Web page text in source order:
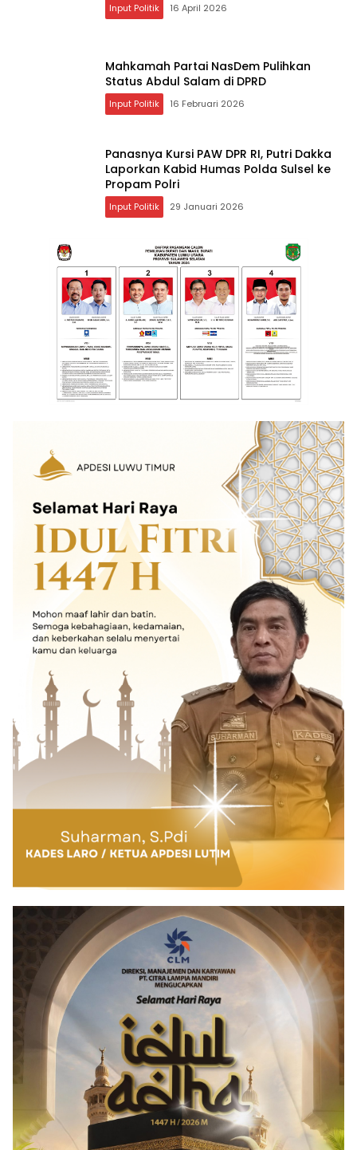
Input Politik 16 April 2026
Mahkamah Partai NasDem Pulihkan
Status Abdul Salam di DPRD
Input Politik 16 Februari 2026
Panasnya Kursi PAW DPR RI, Putri Dakka
Laporkan Kabid Humas Polda Sulsel ke
Propam Polri
Input Politik 29 Januari 2026